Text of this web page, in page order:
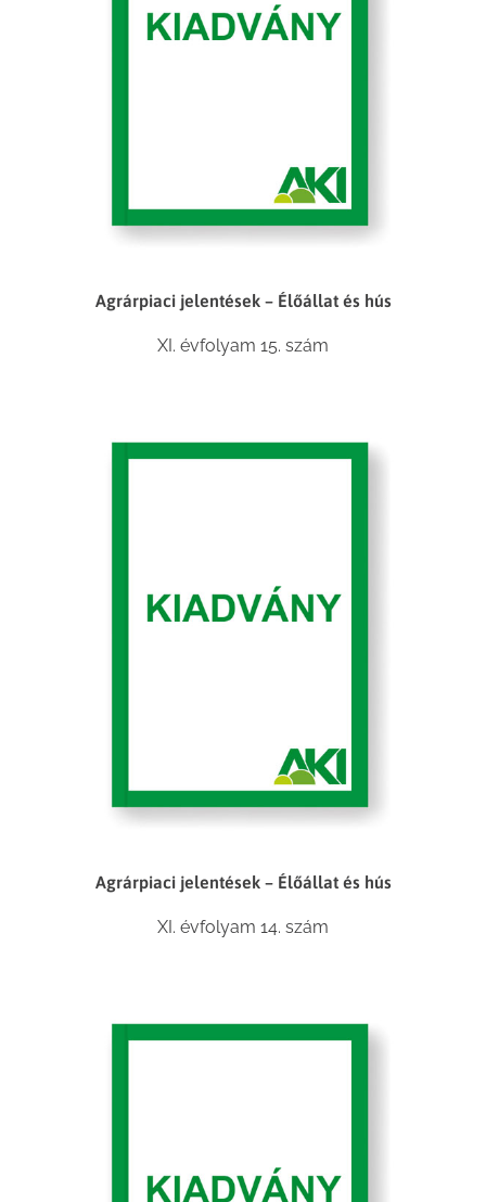
Agrárpiaci jelentések – Élőállat és hús
XI. évfolyam 15. szám
Agrárpiaci jelentések – Élőállat és hús
XI. évfolyam 14. szám